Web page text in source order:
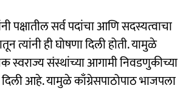
पक्षातील सर्व पदांचा आणि सदस्यत्वाचा
त्यांनी ही घोषणा दिली होती. यामुळे
संस्थांच्या आगामी निवडणुकीच्या
आहे. यामुळे काँग्रेसपाठोपाठ भाजपला